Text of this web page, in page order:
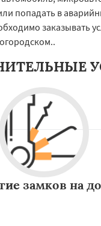
попадать в
заказывать
замков на